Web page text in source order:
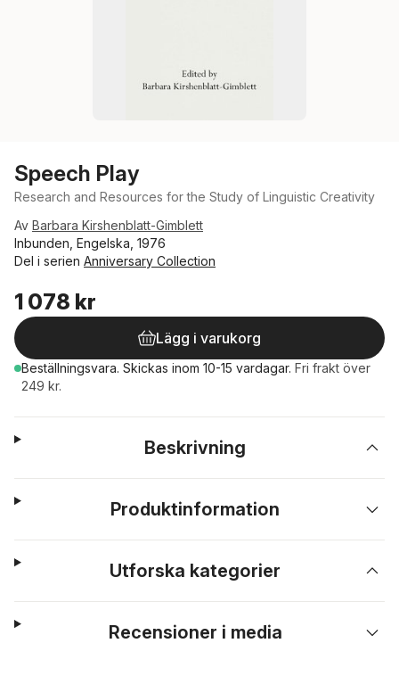
Speech Play
Research and Resources for the Study of Linguistic Creativity
Av Barbara Kirshenblatt-Gimblett
Inbunden, Engelska, 1976
Del i serien Anniversary Collection
1 078 kr
Lägg i varukorg
Beställningsvara. Skickas inom 10-15 vardagar. Fri frakt över
249 kr.
Beskrivning
Produktinformation
Utforska kategorier
Recensioner i media